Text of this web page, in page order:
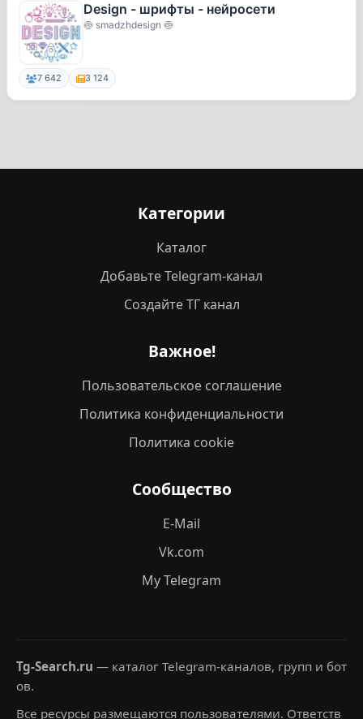
Design - шрифты - нейросети
🍥 smadzhdesign 🍥
7 642 3 124
Категории
Каталог
Добавьте Telegram-канал
Создайте ТГ канал
Важное!
Пользовательское соглашение
Политика конфиденциальности
Политика cookie
Сообщество
E-Mail
Vk.com
My Telegram
Tg-Search.ru — каталог Telegram-каналов, групп и бот
ов.
Все ресурсы размещаются пользователями. Ответств